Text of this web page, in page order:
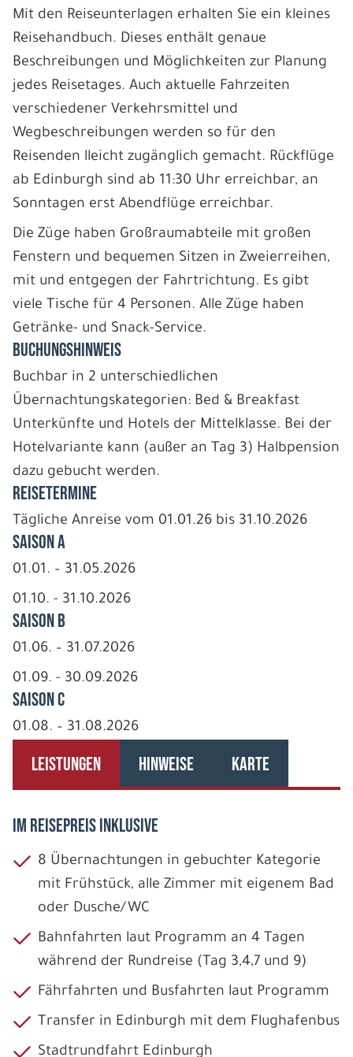
Mit den Reiseunterlagen erhalten Sie ein kleines
Reisehandbuch. Dieses enthält genaue
Beschreibungen und Möglichkeiten zur Planung
jedes Reisetages. Auch aktuelle Fahrzeiten
verschiedener Verkehrsmittel und
Wegbeschreibungen werden so für den
Reisenden lleicht zugänglich gemacht. Rückflüge
ab Edinburgh sind ab 11:30 Uhr erreichbar, an
Sonntagen erst Abendflüge erreichbar.
Die Züge haben Großraumabteile mit großen
Fenstern und bequemen Sitzen in Zweierreihen,
mit und entgegen der Fahrtrichtung. Es gibt
viele Tische für 4 Personen. Alle Züge haben
Getränke- und Snack-Service.
BUCHUNGSHINWEIS
Buchbar in 2 unterschiedlichen
Übernachtungskategorien: Bed & Breakfast
Unterkünfte und Hotels der Mittelklasse. Bei der
Hotelvariante kann (außer an Tag 3) Halbpension
dazu gebucht werden.
REISETERMINE
Tägliche Anreise vom 01.01.26 bis 31.10.2026
Saison A
01.01. – 31.05.2026
01.10. - 31.10.2026
Saison B
01.06. – 31.07.2026
01.09. - 30.09.2026
Saison C
01.08. – 31.08.2026
LEISTUNGEN HINWEISE KARTE
IM REISEPREIS INKLUSIVE
8 Übernachtungen in gebuchter Kategorie
mit Frühstück, alle Zimmer mit eigenem Bad
oder Dusche/WC
Bahnfahrten laut Programm an 4 Tagen
während der Rundreise (Tag 3,4,7 und 9)
Fährfahrten und Busfahrten laut Programm
Transfer in Edinburgh mit dem Flughafenbus
Stadtrundfahrt Edinburgh